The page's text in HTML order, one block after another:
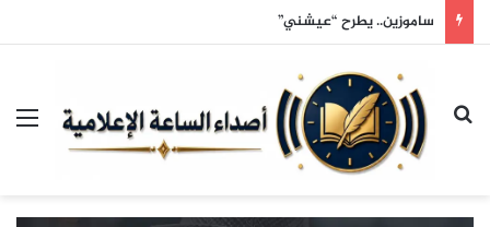
ساموزين.. يطرح “عيشني”
بحث عن